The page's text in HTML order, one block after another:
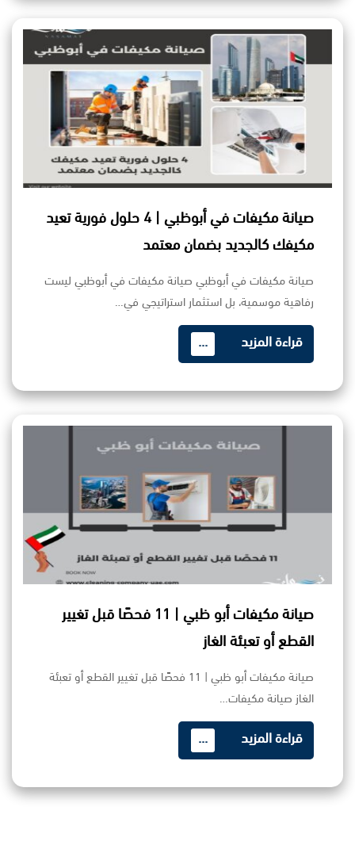
صيانة مكيفات في أبوظبي | 4 حلول فورية تعيد
مكيفك كالجديد بضمان معتمد
صيانة مكيفات في أبوظبي صيانة مكيفات في أبوظبي ليست
رفاهية موسمية، بل استثمار استراتيجي في…
قراءة المزيد ...
صيانة مكيفات أبو ظبي | 11 فحصًا قبل تغيير
القطع أو تعبئة الغاز
صيانة مكيفات أبو ظبي | 11 فحصًا قبل تغيير القطع أو تعبئة
الغاز صيانة مكيفات…
قراءة المزيد ...